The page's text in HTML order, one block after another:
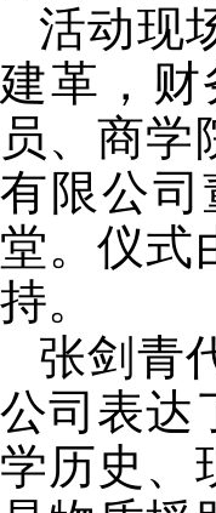
活动现
建革，
员、商学
有限公
堂。仪式
持。
张剑青
公司表达
学历史、